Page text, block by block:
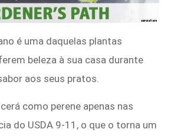
é uma daquelas plantas
beleza à sua casa durante
aos seus pratos.
como perene apenas nas
do USDA 9-11, o que o torna um